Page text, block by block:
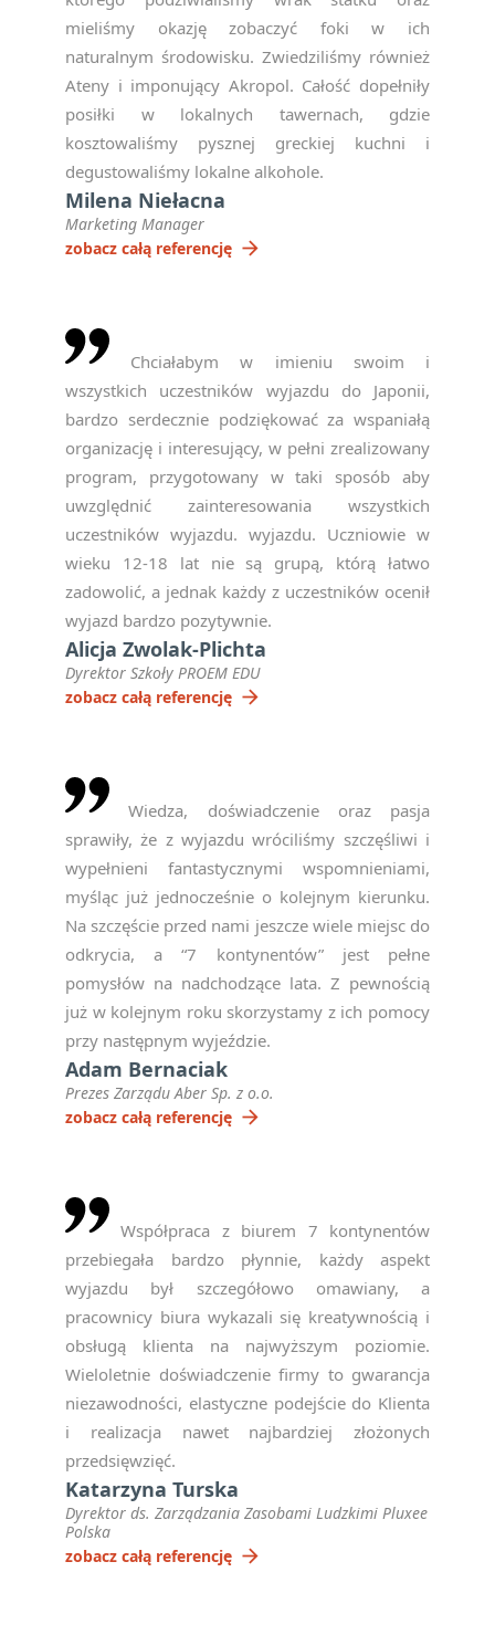
Oświadczam, że zapisując
się na newsletter
akceptuję politykę
prywatności RODO*
Zapisz się
Please
leave
mieliśmy okazję zobaczyć foki w ich
naturalnym środowisku. Zwiedziliśmy również
Ateny i imponujący Akropol. Całość dopełniły
posiłki w lokalnych tawernach, gdzie
kosztowaliśmy pysznej greckiej kuchni i
degustowaliśmy lokalne alkohole.
Milena Niełacna
Marketing Manager
zobacz całą referencję arrow_forward
Chciałabym w imieniu swoim i
wszystkich uczestników wyjazdu do Japonii,
bardzo serdecznie podziękować za wspaniałą
organizację i interesujący, w pełni zrealizowany
program, przygotowany w taki sposób aby
uwzględnić zainteresowania wszystkich
uczestników wyjazdu. wyjazdu. Uczniowie w
wieku 12-18 lat nie są grupą, którą łatwo
zadowolić, a jednak każdy z uczestników ocenił
wyjazd bardzo pozytywnie.
Alicja Zwolak-Plichta
Dyrektor Szkoły PROEM EDU
zobacz całą referencję arrow_forward
Wiedza, doświadczenie oraz pasja
sprawiły, że z wyjazdu wróciliśmy szczęśliwi i
wypełnieni fantastycznymi wspomnieniami,
myśląc już jednocześnie o kolejnym kierunku.
Na szczęście przed nami jeszcze wiele miejsc do
odkrycia, a “7 kontynentów” jest pełne
pomysłów na nadchodzące lata. Z pewnością
już w kolejnym roku skorzystamy z ich pomocy
przy następnym wyjeździe.
Adam Bernaciak
Prezes Zarządu Aber Sp. z o.o.
zobacz całą referencję arrow_forward
Współpraca z biurem 7 kontynentów
przebiegała bardzo płynnie, każdy aspekt
wyjazdu był szczegółowo omawiany, a
pracownicy biura wykazali się kreatywnością i
obsługą klienta na najwyższym poziomie.
Wieloletnie doświadczenie firmy to gwarancja
niezawodności, elastyczne podejście do Klienta
i realizacja nawet najbardziej złożonych
przedsięwzięć.
Katarzyna Turska
Dyrektor ds. Zarządzania Zasobami Ludzkimi Pluxee
Polska
zobacz całą referencję arrow_forward